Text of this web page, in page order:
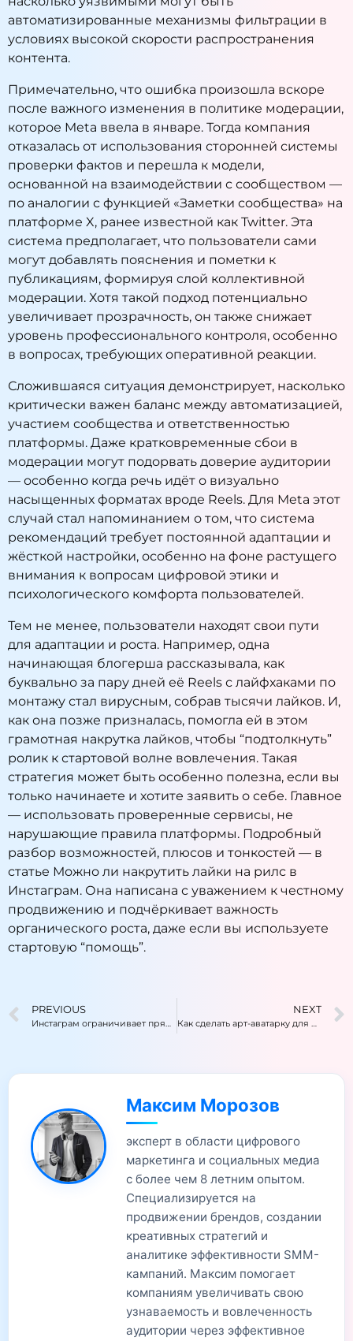
автоматизированные механизмы фильтрации в
условиях высокой скорости распространения
контента.
Примечательно, что ошибка произошла вскоре
после важного изменения в политике модерации,
которое Meta ввела в январе. Тогда компания
отказалась от использования сторонней системы
проверки фактов и перешла к модели,
основанной на взаимодействии с сообществом —
по аналогии с функцией «Заметки сообщества» на
платформе X, ранее известной как Twitter. Эта
система предполагает, что пользователи сами
могут добавлять пояснения и пометки к
публикациям, формируя слой коллективной
модерации. Хотя такой подход потенциально
увеличивает прозрачность, он также снижает
уровень профессионального контроля, особенно
в вопросах, требующих оперативной реакции.
Сложившаяся ситуация демонстрирует, насколько
критически важен баланс между автоматизацией,
участием сообщества и ответственностью
платформы. Даже кратковременные сбои в
модерации могут подорвать доверие аудитории
— особенно когда речь идёт о визуально
насыщенных форматах вроде Reels. Для Meta этот
случай стал напоминанием о том, что система
рекомендаций требует постоянной адаптации и
жёсткой настройки, особенно на фоне растущего
внимания к вопросам цифровой этики и
психологического комфорта пользователей.
Тем не менее, пользователи находят свои пути
для адаптации и роста. Например, одна
начинающая блогерша рассказывала, как
буквально за пару дней её Reels с лайфхаками по
монтажу стал вирусным, собрав тысячи лайков. И,
как она позже призналась, помогла ей в этом
грамотная накрутка лайков, чтобы “подтолкнуть”
ролик к стартовой волне вовлечения. Такая
стратегия может быть особенно полезна, если вы
только начинаете и хотите заявить о себе. Главное
— использовать проверенные сервисы, не
нарушающие правила платформы. Подробный
разбор возможностей, плюсов и тонкостей — в
статье Можно ли накрутить лайки на рилс в
Инстаграм. Она написана с уважением к честному
продвижению и подчёркивает важность
органического роста, даже если вы используете
стартовую “помощь”.
PREVIOUS
Инстаграм ограничивает прямые трансляции для авторов с 1000 и более подписчиками
NEXT
Как сделать арт-аватарку для Инстаграм
Максим Морозов
эксперт в области цифрового
маркетинга и социальных медиа
с более чем 8 летним опытом.
Специализируется на
продвижении брендов, создании
креативных стратегий и
аналитике эффективности SMM-
кампаний. Максим помогает
компаниям увеличивать свою
узнаваемость и вовлеченность
аудитории через эффективное